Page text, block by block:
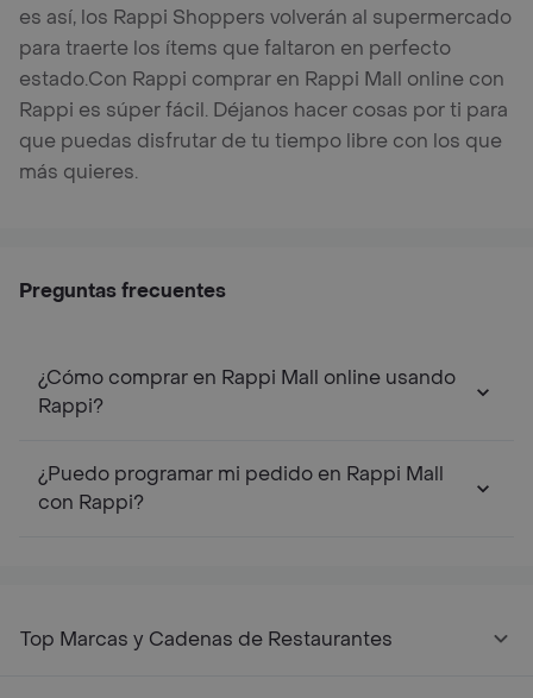
es así, los Rappi Shoppers volverán al supermercado
para traerte los ítems que faltaron en perfecto
estado.Con Rappi comprar en Rappi Mall online con
Rappi es súper fácil. Déjanos hacer cosas por ti para
que puedas disfrutar de tu tiempo libre con los que
más quieres.
Preguntas frecuentes
¿Cómo comprar en Rappi Mall online usando
Rappi?
¿Puedo programar mi pedido en Rappi Mall
con Rappi?
Top Marcas y Cadenas de Restaurantes